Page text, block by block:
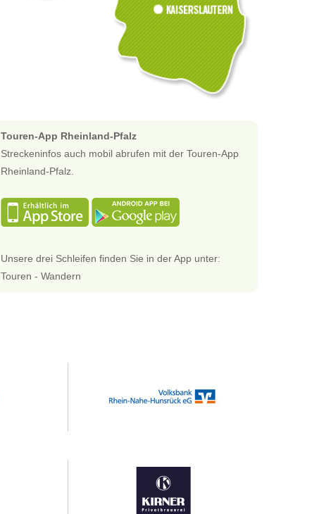
Touren-App Rheinland-Pfalz
Streckeninfos auch mobil abrufen mit der Touren-App
Rheinland-Pfalz.
Unsere drei Schleifen finden Sie in der App unter:
Touren - Wandern